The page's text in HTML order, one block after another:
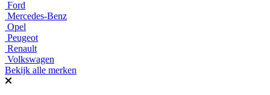
Ford
Mercedes-Benz
Opel
Peugeot
Renault
Volkswagen
Bekijk alle merken